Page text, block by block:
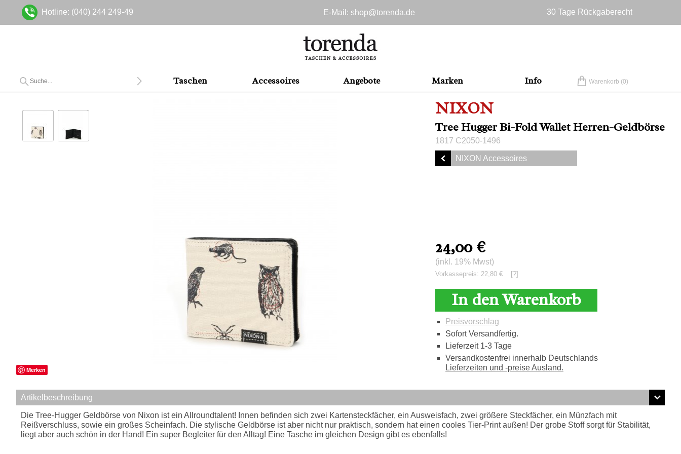
Hotline: (040) 244 249-49 E-Mail: shop@torenda.de
30 Tage Rückgaberecht
Taschen Accessoires Angebote Marken Info Warenkorb (0)
NIXON
Tree Hugger Bi-Fold Wallet Herren-Geldbörse
1817 C2050-1496
NIXON Accessoires
Merken
24,00 €
(inkl. 19% Mwst)
Vorkassepreis: 22,80 € [?]
In den Warenkorb
Preisvorschlag
Sofort Versandfertig.
Lieferzeit 1-3 Tage
Versandkostenfrei innerhalb Deutschlands
Lieferzeiten und -preise Ausland.
Artikelbeschreibung
Die Tree-Hugger Geldbörse von Nixon ist ein Allroundtalent! Innen befinden sich zwei Kartensteckfächer, ein Ausweisfach, zwei größere Steckfächer, ein Münzfach mit
Reißverschluss, sowie ein großes Scheinfach. Die stylische Geldbörse ist aber nicht nur praktisch, sondern hat einen cooles Tier-Print außen! Der grobe Stoff sorgt für Stabilität,
liegt aber auch schön in der Hand! Ein super Begleiter für den Alltag! Eine Tasche im gleichen Design gibt es ebenfalls!